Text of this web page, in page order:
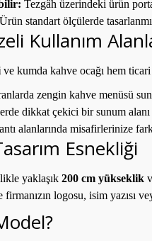
Tezgâh üzerindeki ürün
Ürün standart ölçülerde
Kullanım
ve kumda kahve ocağı hem
zengin kahve menüsü
dikkat çekici bir sunum
alanlarında misafirlerinize
Esnekliği
yaklaşık 200 cm yükseklik
firmanızın logosu, isim